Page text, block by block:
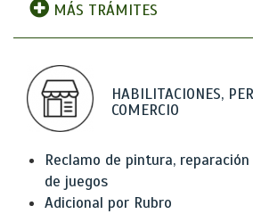
MÁS TRÁMITES
HABILITACIONES,
COMERCIO
Reclamo de pintura,
de juegos
Adicional por Rubro